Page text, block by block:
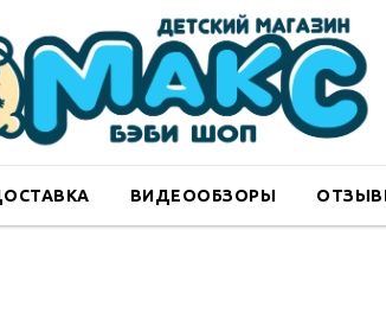
ВИДЕООБЗОРЫ
Мебель